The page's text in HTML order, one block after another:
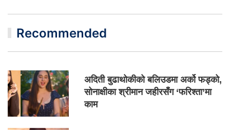
Recommended
अदिती बुढाथोकीको बलिउडमा अर्को फड्को,
सोनाक्षीका श्रीमान जहीरसँग ‘फरिश्ता’मा
काम